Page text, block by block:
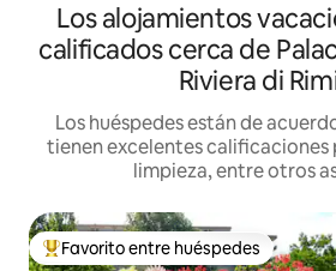
Los alojamientos
calificados cerca de
Riviera di
Los huéspedes están de
tienen excelentes calificaciones
limpieza, entre otros
De los mejores en Favorito entre
Favorito entre huéspedes